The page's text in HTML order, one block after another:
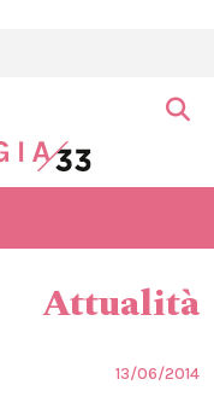
Attualità
13/06/2014